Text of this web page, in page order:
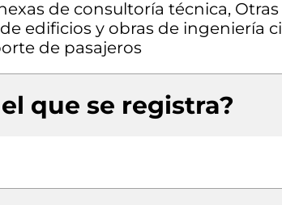
de consultoría técnica, Otras
edificios y obras de ingeniería
de pasajeros
que se registra?